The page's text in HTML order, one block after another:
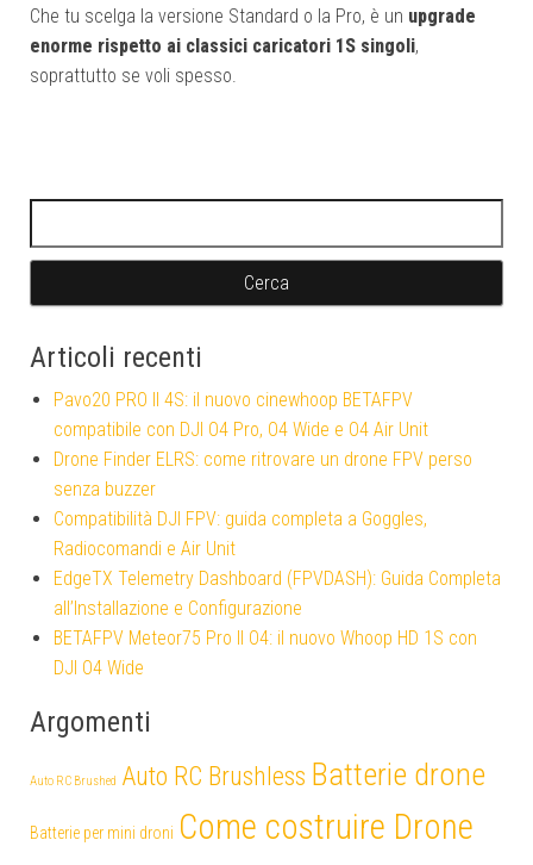
Che tu scelga la versione Standard o la Pro, è un upgrade
enorme rispetto ai classici caricatori 1S singoli,
soprattutto se voli spesso.
Articoli recenti
Pavo20 PRO II 4S: il nuovo cinewhoop BETAFPV
compatibile con DJI O4 Pro, O4 Wide e O4 Air Unit
Drone Finder ELRS: come ritrovare un drone FPV perso
senza buzzer
Compatibilità DJI FPV: guida completa a Goggles,
Radiocomandi e Air Unit
EdgeTX Telemetry Dashboard (FPVDASH): Guida Completa
all’Installazione e Configurazione
BETAFPV Meteor75 Pro II O4: il nuovo Whoop HD 1S con
DJI O4 Wide
Argomenti
Auto RC Brushed Auto RC Brushless Batterie drone
Batterie per mini droni Come costruire Drone